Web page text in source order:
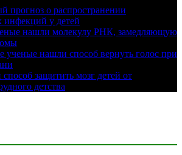
прогноз о распространении
инфекций у детей
нашли молекулу РНК, замедляющую
ученые нашли способ вернуть голос при
защитить мозг детей от
детства